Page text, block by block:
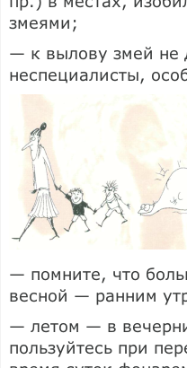
змеями;
— к вылову змей не
неспециалисты,
— помните, что
весной — ранним
— летом — в
пользуйтесь при